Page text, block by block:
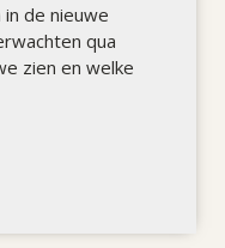
de nieuwe
qua
zien en welke